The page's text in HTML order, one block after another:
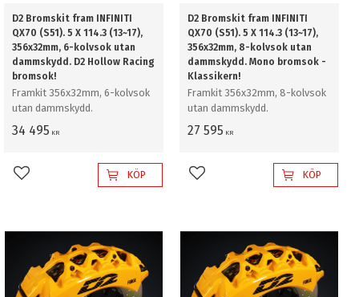
D2 Bromskit fram INFINITI
QX70 (S51). 5 X 114.3 (13~17),
356x32mm, 6-kolvsok utan
dammskydd. D2 Hollow Racing
bromsok!
Framkit 356x32mm, 6-kolvsok
utan dammskydd.
34 495 KR
Lägg till i favoriterKÖP
D2 Bromskit fram INFINITI
QX70 (S51). 5 X 114.3 (13~17),
356x32mm, 8-kolvsok utan
dammskydd. Mono bromsok -
Klassikern!
Framkit 356x32mm, 8-kolvsok
utan dammskydd.
27 595 KR
Lägg till i favoriterKÖP